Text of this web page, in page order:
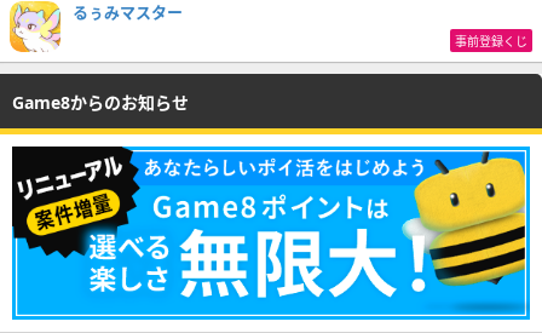
るぅみマスター
事前登録くじ
Game8からのお知らせ